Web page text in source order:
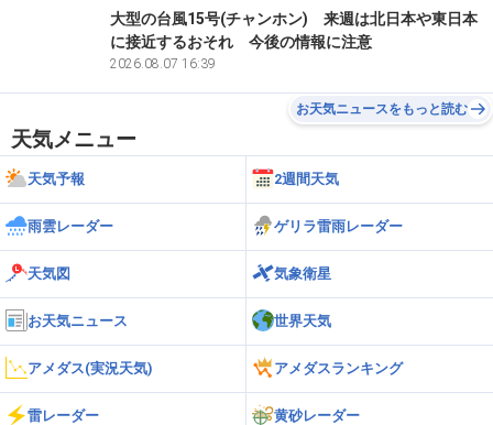
11:23
33.8℃
津南 33.7℃
18
新潟
中条
15:33
18
新潟
安塚 33.6℃
20
新潟
能生
14:05
21
新潟
関山
22
新潟
松浜 32.7℃
大型の台風15号(チャンホン) 来週は北日本や東日本
に接近するおそれ 今後の情報に注意
2026.08.07 16:39
お天気ニュースをもっと読む
天気メニュー
天気予報 2週間天気
雨雲レーダー ゲリラ雷雨レーダー
天気図 気象衛星
お天気ニュース 世界天気
アメダス(実況天気) アメダスランキング
雷レーダー 黄砂レーダー